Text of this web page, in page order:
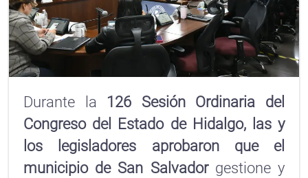
Durante la 126 Sesión Ordinaria del
Congreso del Estado de Hidalgo, las y
los legisladores aprobaron que el
municipio de San Salvador gestione y